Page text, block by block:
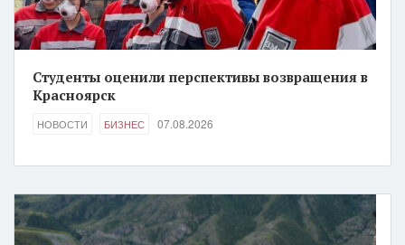
Студенты оценили перспективы возвращения в
Красноярск
НОВОСТИ БИЗНЕС 07.08.2026